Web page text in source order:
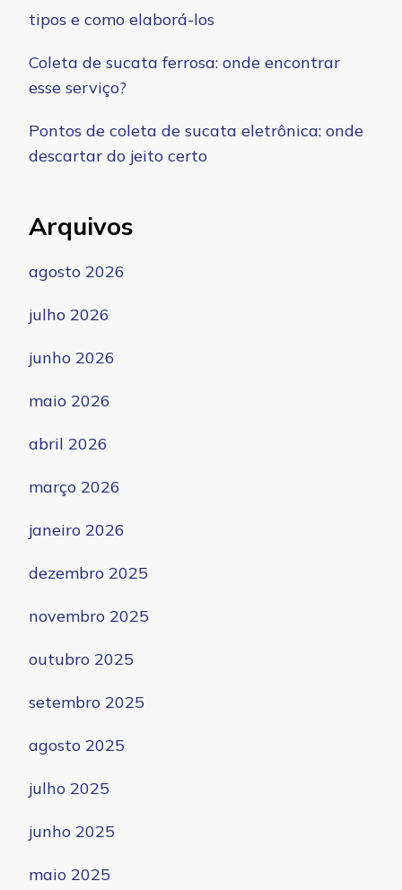
tipos e como elaborá-los
Coleta de sucata ferrosa: onde encontrar
esse serviço?
Pontos de coleta de sucata eletrônica: onde
descartar do jeito certo
Arquivos
agosto 2026
julho 2026
junho 2026
maio 2026
abril 2026
março 2026
janeiro 2026
dezembro 2025
novembro 2025
outubro 2025
setembro 2025
agosto 2025
julho 2025
junho 2025
maio 2025